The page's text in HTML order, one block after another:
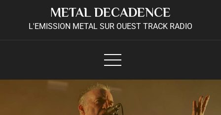
METAL DECADENCE
L'EMISSION METAL SUR OUEST TRACK RADIO